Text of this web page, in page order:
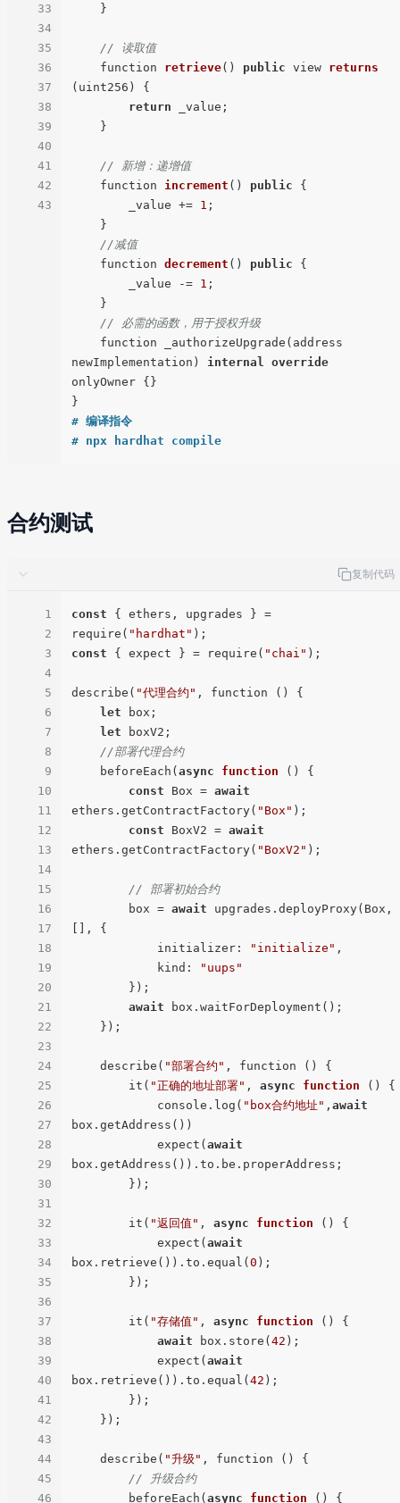
33
34
35
36
37
38
39
40
41
42
43
// 读取值
function retrieve() public view returns
( uint256 )
{
return _value;
// 新增：递增值
function increment () public {
        _value +=
1 ;
//减值
function decrement () public {
        _value -=
1 ;
// 必需的函数，用于授权升级
newImplementation) internal
override
onlyOwner {}
# 编译指令
# npx hardhat compile
合约测试
复制代码
1
2
3
4
5
6
7
8
9
10
11
12
13
14
15
16
17
18
19
20
21
22
23
24
25
26
27
28
29
30
31
32
33
34
35
36
37
38
39
40
41
42
43
44
45
46
const { ethers, upgrades } =
require( "hardhat"
const { expect } = require( "chai" );
describe( "代理合约" , function () {
let box;
let boxV2;
//部署代理合约
    beforeEach(
async function ()
{
const Box = await
ethers.getContractFactory( "Box" );
const BoxV2 = await
ethers.getContractFactory( "BoxV2" );
// 部署初始合约
        box =
await upgrades.deployProxy(Box,
[], {
            initializer:
"initialize" ,
            kind:
"uups"
await box.waitForDeployment();
    describe(
"部署合约" , function () {
        it(
"正确的地址部署" , async function ()
{
            console.log(
"box合约地址" , await
box.getAddress())
            expect(
await
box.getAddress()).to.be.properAddress;
        it(
"返回值" , async function ()
{
            expect(
await
box.retrieve()).to.equal( 0 );
        it(
"存储值" , async function ()
{
await box.store( 42 );
            expect(
await
box.retrieve()).to.equal( 42 );
    describe(
"升级" , function () {
// 升级合约
        beforeEach(
async function () {